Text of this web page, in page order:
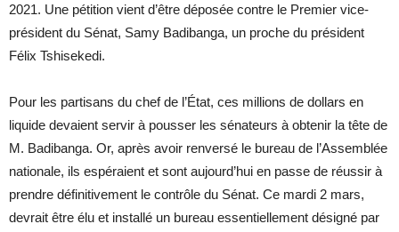
2021. Une pétition vient d’être déposée contre le Premier vice-
président du Sénat, Samy Badibanga, un proche du président
Félix Tshisekedi.
Pour les partisans du chef de l’État, ces millions de dollars en
liquide devaient servir à pousser les sénateurs à obtenir la tête de
M. Badibanga. Or, après avoir renversé le bureau de l’Assemblée
nationale, ils espéraient et sont aujourd’hui en passe de réussir à
prendre définitivement le contrôle du Sénat. Ce mardi 2 mars,
devrait être élu et installé un bureau essentiellement désigné par